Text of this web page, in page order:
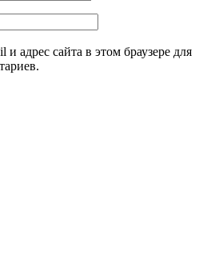
адрес сайта в этом браузере для